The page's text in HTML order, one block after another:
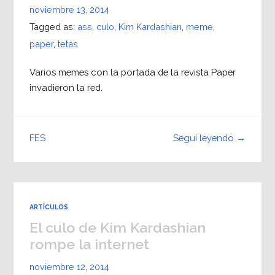
noviembre 13, 2014
Tagged as: ass culo Kim Kardashian meme
paper, tetas
Varios memes con la portada de la revista Paper
invadieron la red.
Seguí leyendo →
FES
ARTÍCULOS
El culo de Kim Kardashian
rompe la internet
noviembre 12, 2014